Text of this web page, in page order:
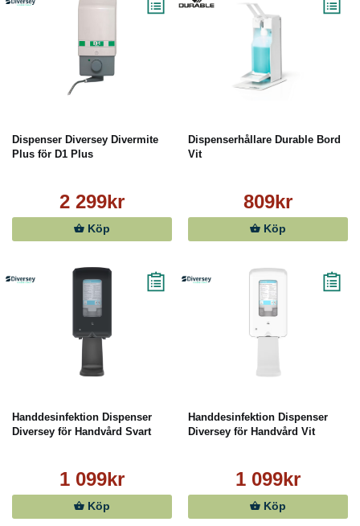
Dispenser Diversey Divermite
Plus för D1 Plus
2 299kr
Köp
Dispenserhållare Durable Bord
Vit
809kr
Köp
Handdesinfektion Dispenser
Diversey för Handvård Svart
1 099kr
Köp
Handdesinfektion Dispenser
Diversey för Handvård Vit
1 099kr
Köp